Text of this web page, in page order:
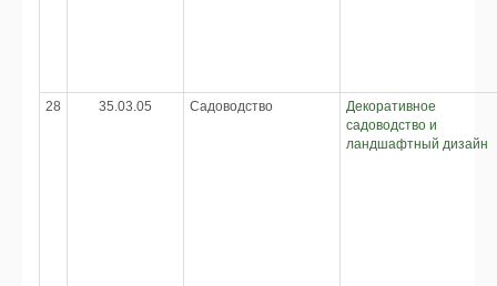
28 35.03.05 Садоводство
Декоративное
садоводство и
ландшафтный дизайн